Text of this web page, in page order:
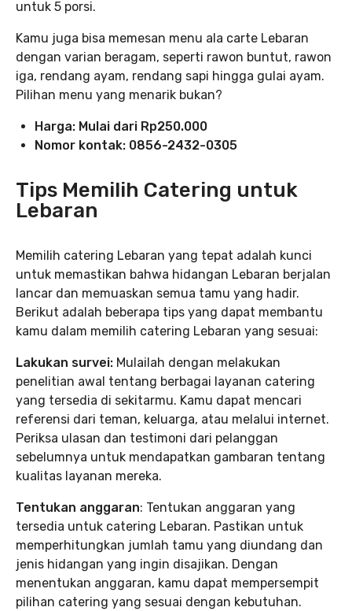
untuk 5 porsi.
Kamu juga bisa memesan menu ala carte Lebaran
dengan varian beragam, seperti rawon buntut, rawon
iga, rendang ayam, rendang sapi hingga gulai ayam.
Pilihan menu yang menarik bukan?
Harga: Mulai dari Rp250.000
Nomor kontak: 0856-2432-0305
Tips Memilih Catering untuk
Lebaran
Memilih catering Lebaran yang tepat adalah kunci
untuk memastikan bahwa hidangan Lebaran berjalan
lancar dan memuaskan semua tamu yang hadir.
Berikut adalah beberapa tips yang dapat membantu
kamu dalam memilih catering Lebaran yang sesuai:
Lakukan survei: Mulailah dengan melakukan
penelitian awal tentang berbagai layanan catering
yang tersedia di sekitarmu. Kamu dapat mencari
referensi dari teman, keluarga, atau melalui internet.
Periksa ulasan dan testimoni dari pelanggan
sebelumnya untuk mendapatkan gambaran tentang
kualitas layanan mereka.
Tentukan anggaran: Tentukan anggaran yang
tersedia untuk catering Lebaran. Pastikan untuk
memperhitungkan jumlah tamu yang diundang dan
jenis hidangan yang ingin disajikan. Dengan
menentukan anggaran, kamu dapat mempersempit
pilihan catering yang sesuai dengan kebutuhan.